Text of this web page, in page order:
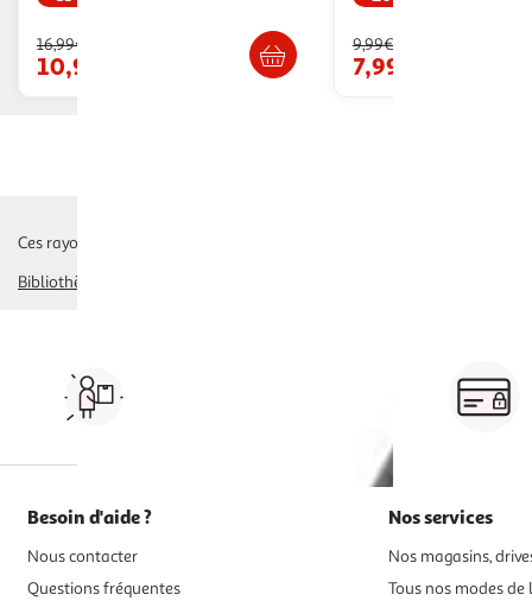
16,99€
10,99€
9,99€
7,99€
Ces rayons pourraient également vous intéresser :
Bibliothèque
Besoin d'aide ?
Nous contacter
Questions fréquentes
Nos services
Nos magasins,
Tous nos modes de